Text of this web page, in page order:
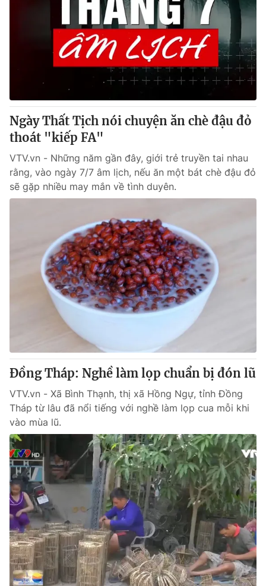
Ngày Thất Tịch nói chuyện ăn chè đậu đỏ
thoát "kiếp FA"
VTV.vn - Những năm gần đây, giới trẻ truyền tai nhau
rằng, vào ngày 7/7 âm lịch, nếu ăn một bát chè đậu đỏ
sẽ gặp nhiều may mắn về tình duyên.
Đồng Tháp: Nghề làm lọp chuẩn bị đón lũ
VTV.vn - Xã Bình Thạnh, thị xã Hồng Ngự, tỉnh Đồng
Tháp từ lâu đã nổi tiếng với nghề làm lọp cua mỗi khi
vào mùa lũ.